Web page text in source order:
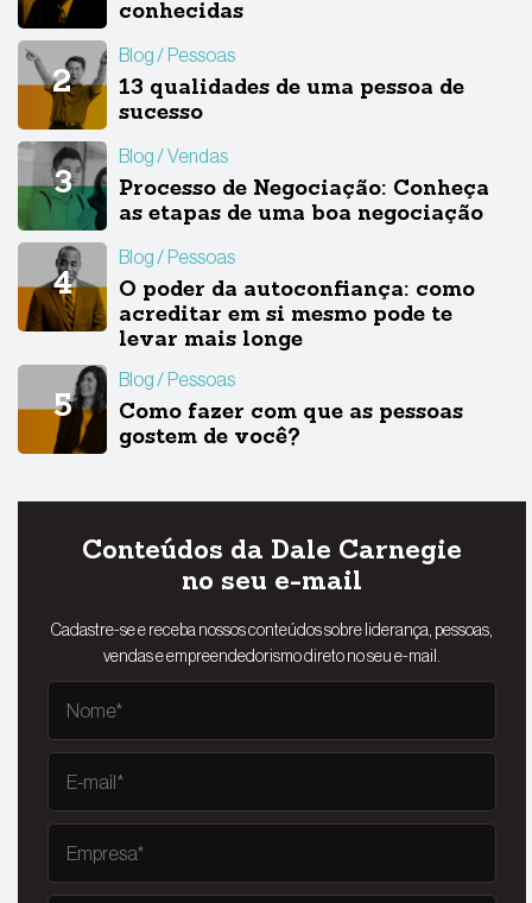
conhecidas
Blog Pessoas
13 qualidades de uma pessoa de
sucesso
Blog Vendas
Processo de Negociação: Conheça
as etapas de uma boa negociação
Blog Pessoas
O poder da autoconfiança: como
acreditar em si mesmo pode te
levar mais longe
Blog Pessoas
Como fazer com que as pessoas
gostem de você?
Conteúdos da Dale Carnegie
no seu e-mail
Cadastre-se e receba nossos conteúdos sobre liderança, pessoas,
vendas e empreendedorismo direto no seu e-mail.